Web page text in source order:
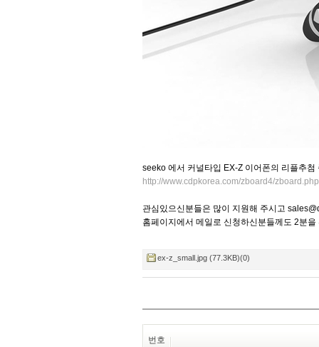
seeko 에서 커널타입 EX-Z 이어폰의 리플추
http://www.cdpkorea.com/zboard4/
관심있으신분들은 많이 지원해 주시고
홈페이지에서 메일로 신청하신분들께도 2분
ex-z_small.jpg (77.3KB)(0)
번호